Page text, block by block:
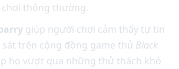
thông thường.
giúp người chơi cảm thấy tự tin
trên cộng đồng game thủ Black
họ vượt qua những thử thách khó